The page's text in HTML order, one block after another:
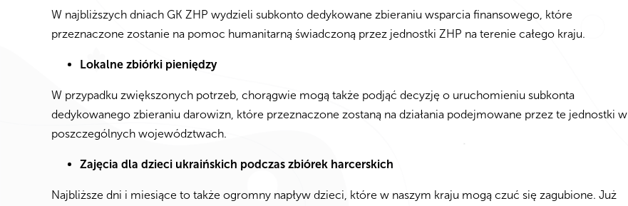
W najbliższych dniach GK ZHP wydzieli subkonto dedykowane zbieraniu wsparcia finansowego, które
przeznaczone zostanie na pomoc humanitarną świadczoną przez jednostki ZHP na terenie całego kraju.
Lokalne zbiórki pieniędzy
W przypadku zwiększonych potrzeb, chorągwie mogą także podjąć decyzję o uruchomieniu subkonta
dedykowanego zbieraniu darowizn, które przeznaczone zostaną na działania podejmowane przez te jednostki w
poszczególnych województwach.
Zajęcia dla dzieci ukraińskich podczas zbiórek harcerskich
Najbliższe dni i miesiące to także ogromny napływ dzieci, które w naszym kraju mogą czuć się zagubione. Już